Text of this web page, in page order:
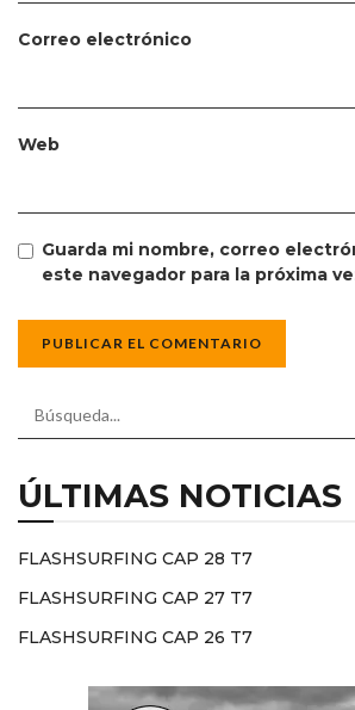
Correo electrónico
Web
Guarda mi nombre, correo
este navegador para la próxima
ÚLTIMAS NOTICIAS
FLASHSURFING CAP 28 T7
FLASHSURFING CAP 27 T7
FLASHSURFING CAP 26 T7